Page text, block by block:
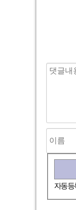
자동등